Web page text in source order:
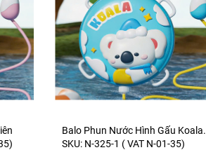
Balo Phun Nước Hình Gấu Koala.
SKU: N-325-1 ( VAT N-01-35)